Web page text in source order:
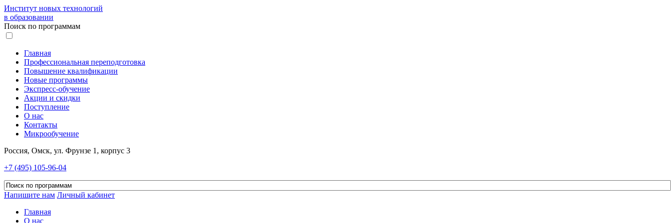
Институт новых технологий
в образовании
Поиск по программам
Главная
Профессиональная переподготовка
Повышение квалификации
Новые программы
Экспресс-обучение
Акции и скидки
Поступление
О нас
Контакты
Микрообучение
Россия, Омск, ул. Фрунзе 1, корпус 3
+7 (495) 105-96-04
Напишите нам Личный кабинет
Главная
О нас